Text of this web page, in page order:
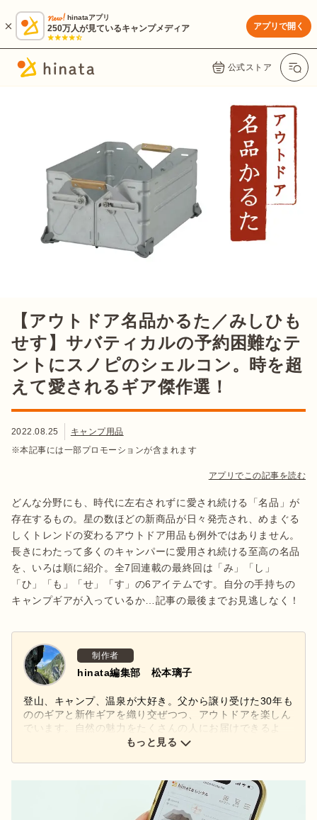
hinataアプリ
250万人が見ているキャンプメディア アプリで開く
公式ストア
【アウトドア名品かるた／みしひも
せす】サバティカルの予約困難なテ
ントにスノピのシェルコン。時を超
えて愛されるギア傑作選！
2022.08.25
キャンプ用品
※本記事には一部プロモーションが含まれます
アプリでこの記事を読む
どんな分野にも、時代に左右されずに愛され続ける「名品」が
存在するもの。星の数ほどの新商品が日々発売され、めまぐる
しくトレンドの変わるアウトドア用品も例外ではありません。
長きにわたって多くのキャンパーに愛用され続ける至高の名品
を、いろは順に紹介。全7回連載の最終回は「み」「し」
「ひ」「も」「せ」「す」の6アイテムです。自分の手持ちの
キャンプギアが入っているか…記事の最後までお見逃しなく！
制作者
hinata編集部 松本璃子
登山、キャンプ、温泉が大好き。父から譲り受けた30年も
ののギアと新作ギアを織り交ぜつつ、アウトドアを楽しん
でいます。自然の魅力をたくさんの人にお届けできるよ
もっと見る